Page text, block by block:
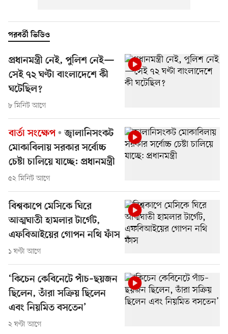
পরবর্তী ভিডিও
প্রধানমন্ত্রী নেই, পুলিশ নেই—
সেই ৭২ ঘণ্টা বাংলাদেশে কী
ঘটেছিল?
৮ মিনিট আগে
বার্তা সংক্ষেপ
জ্বালানিসংকট
মোকাবিলায় সরকার সর্বোচ্চ
চেষ্টা চালিয়ে যাচ্ছে: প্রধানমন্ত্রী
৫২ মিনিট আগে
বিশ্বকাপে মেসিকে ঘিরে
আত্মঘাতী হামলার টার্গেট,
এফবিআইয়ের গোপন নথি ফাঁস
১ ঘণ্টা আগে
‘কিচেন কেবিনেটে পাঁচ–ছয়জন
ছিলেন, তাঁরা সক্রিয় ছিলেন
এবং নিয়মিত বসতেন’
২ ঘণ্টা আগে